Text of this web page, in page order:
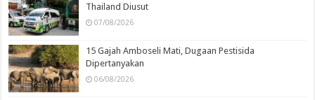
Thailand Diusut
07/08/2026
15 Gajah Amboseli Mati, Dugaan Pestisida
Dipertanyakan
06/08/2026